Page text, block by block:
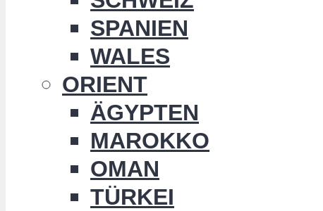
SPANIEN
WALES
ORIENT
ÄGYPTEN
MAROKKO
OMAN
TÜRKEI